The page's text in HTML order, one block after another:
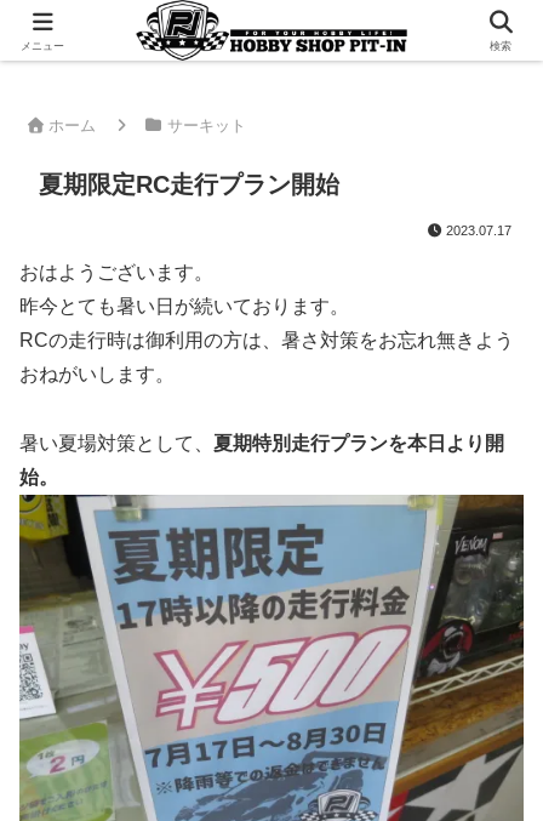
千葉県君津市でラジコンやプラモデルを販売。 ピットインのウェブサイトです
ホーム サーキット
夏期限定RC走行プラン開始
2023.07.17
おはようございます。
昨今とても暑い日が続いております。
RCの走行時は御利用の方は、暑さ対策をお忘れ無きよう
おねがいします。
暑い夏場対策として、 夏期特別走行プランを本日より開
始。
メニュー 検索